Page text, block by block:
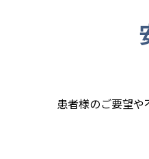
患者様のご要望